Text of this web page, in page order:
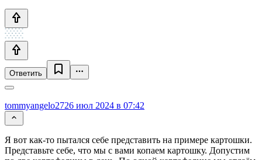
Ответить
tommyangelo2726 июл 2024 в 07:42
Я вот как-то пытался себе представить на примере картошки.
Представьте себе, что мы с вами копаем картошку. Допустим